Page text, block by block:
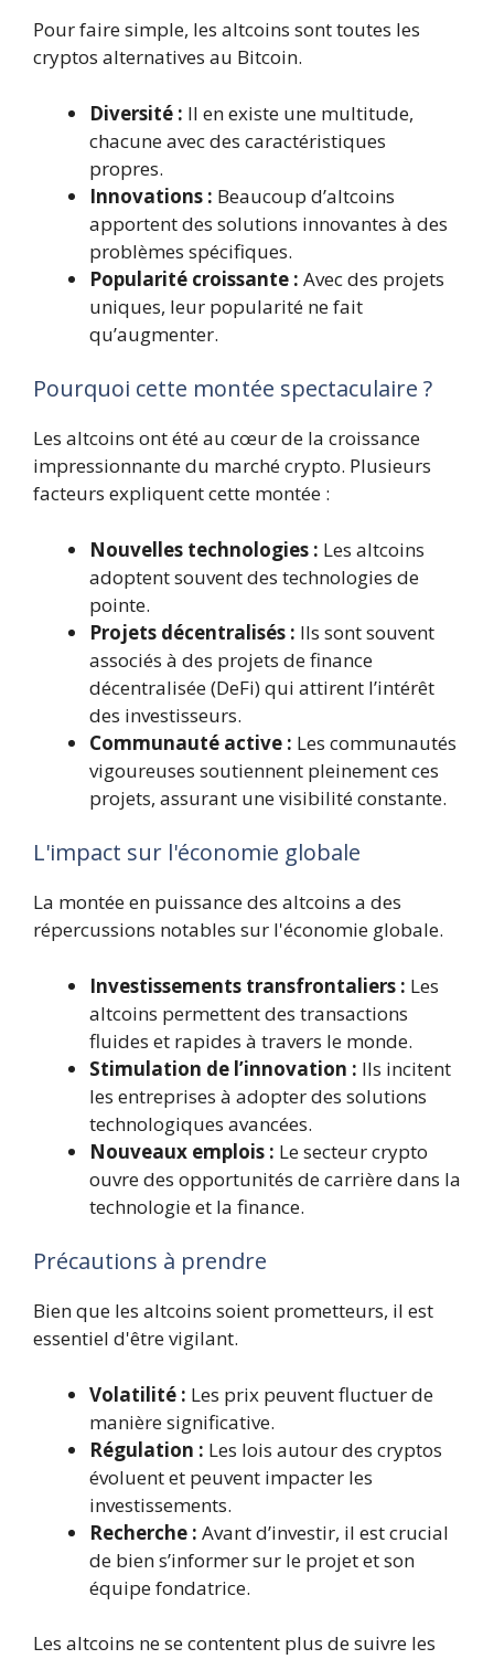
Pour faire simple, les altcoins sont toutes les
cryptos alternatives au Bitcoin.
Diversité : Il en existe une multitude,
chacune avec des caractéristiques
propres.
Innovations : Beaucoup d’altcoins
apportent des solutions innovantes à des
problèmes spécifiques.
Popularité croissante : Avec des projets
uniques, leur popularité ne fait
qu’augmenter.
Pourquoi cette montée spectaculaire ?
Les altcoins ont été au cœur de la croissance
impressionnante du marché crypto. Plusieurs
facteurs expliquent cette montée :
Nouvelles technologies : Les altcoins
adoptent souvent des technologies de
pointe.
Projets décentralisés : Ils sont souvent
associés à des projets de finance
décentralisée (DeFi) qui attirent l’intérêt
des investisseurs.
Communauté active : Les communautés
vigoureuses soutiennent pleinement ces
projets, assurant une visibilité constante.
L'impact sur l'économie globale
La montée en puissance des altcoins a des
répercussions notables sur l'économie globale.
Investissements transfrontaliers : Les
altcoins permettent des transactions
fluides et rapides à travers le monde.
Stimulation de l’innovation : Ils incitent
les entreprises à adopter des solutions
technologiques avancées.
Nouveaux emplois : Le secteur crypto
ouvre des opportunités de carrière dans la
technologie et la finance.
Précautions à prendre
Bien que les altcoins soient prometteurs, il est
essentiel d'être vigilant.
Volatilité : Les prix peuvent fluctuer de
manière significative.
Régulation : Les lois autour des cryptos
évoluent et peuvent impacter les
investissements.
Recherche : Avant d’investir, il est crucial
de bien s’informer sur le projet et son
équipe fondatrice.
Les altcoins ne se contentent plus de suivre les